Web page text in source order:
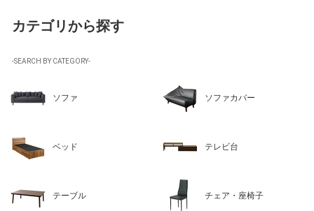
カテゴリから探す
-SEARCH BY CATEGORY-
ソファ ソファカバー
ベッド テレビ台
テーブル チェア・座椅子